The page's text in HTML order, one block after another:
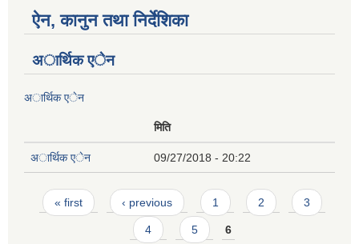
ऐन, कानुन तथा निर्देशिका
अार्थिक एेन
अार्थिक एेन
मिति
अार्थिक एेन 09/27/2018 - 20:22
Pages
« first ‹ previous 1 2 3
4 5 6